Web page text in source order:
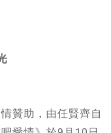
贊助，由任賢齊自